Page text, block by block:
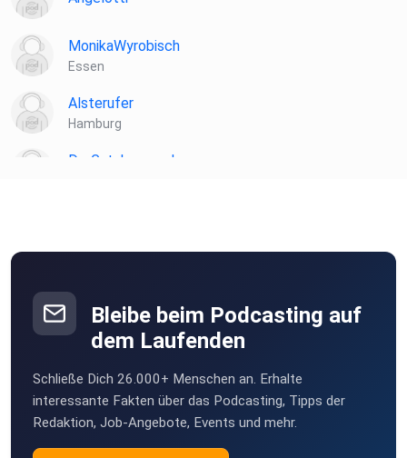
MonikaWyrobisch
Essen
Alsterufer
Hamburg
DerGutshauspod
Feeke
Lebus
Nünchritz
Bleibe beim Podcasting auf
dem Laufenden
Schließe Dich 26.000+ Menschen an. Erhalte
interessante Fakten über das Podcasting, Tipps der
Redaktion, Job-Angebote, Events und mehr.